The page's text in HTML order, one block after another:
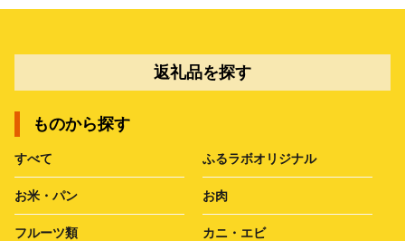
返礼品を探す
ものから探す
すべて ふるラボオリジナル
お米・パン お肉
フルーツ類 カニ・エビ